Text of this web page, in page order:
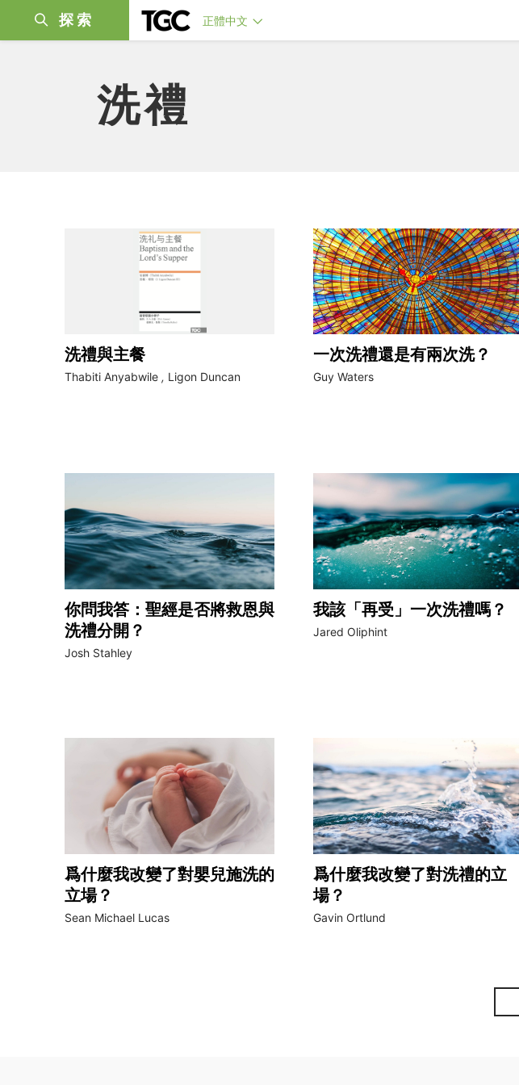
探索 正體中文
洗禮
洗禮與主餐
Thabiti Anyabwile , Ligon Duncan
一次洗禮還是有兩次洗？
Guy Waters
你問我答：聖經是否將救恩與
洗禮分開？
Josh Stahley
我該「再受」一次洗禮嗎？
Jared Oliphint
爲什麼我改變了對嬰兒施洗的
立場？
Sean Michael Lucas
爲什麼我改變了對洗禮的立
場？
Gavin Ortlund